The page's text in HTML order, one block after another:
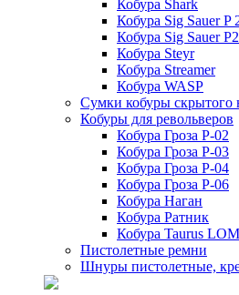
Кобура Shark
Кобура Sig Sauer P
Кобура Sig Sauer
Кобура Steyr
Кобура Streamer
Кобура WASP
Сумки кобуры
Кобуры для револьверов
Кобура Гроза Р-02
Кобура Гроза Р-03
Кобура Гроза Р-04
Кобура Гроза Р-06
Кобура Наган
Кобура Ратник
Кобура Taurus LOM
Пистолетные ремни
Шнуры пистолетные,